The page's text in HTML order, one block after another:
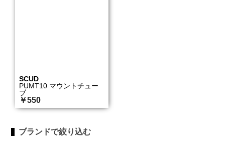
SCUD
PUMT10 マウントチュー
ブ
￥550
ブランドで絞り込む